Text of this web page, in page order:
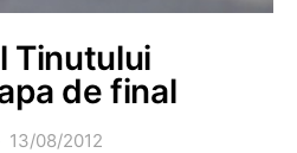
Tinutului
de final
13/08/2012